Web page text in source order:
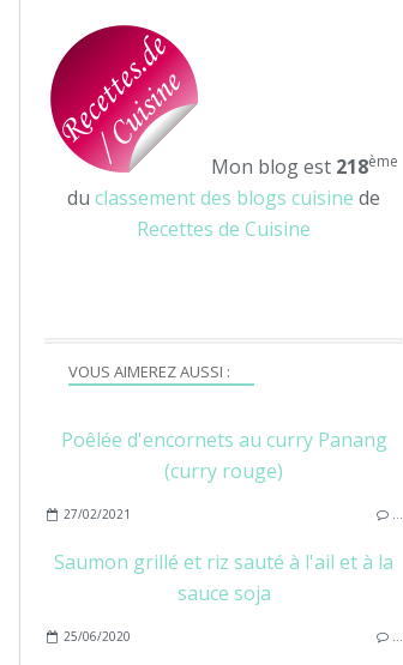
VOUS AIMEREZ AUSSI :
Poêlée d'encornets au curry Panang
(curry rouge)
27/02/2021 …
Saumon grillé et riz sauté à l'ail et à la
sauce soja
25/06/2020 …
Mon blog est 218ème
du classement des blogs cuisine de
Recettes de Cuisine